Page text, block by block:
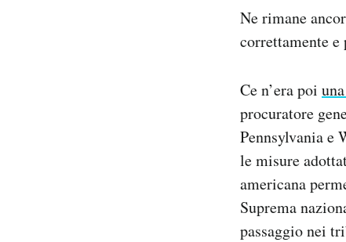
Ne rimane
correttamente e
Ce n’era poi
procuratore
Pennsylvania e
le misure
americana
Suprema
passaggio nei